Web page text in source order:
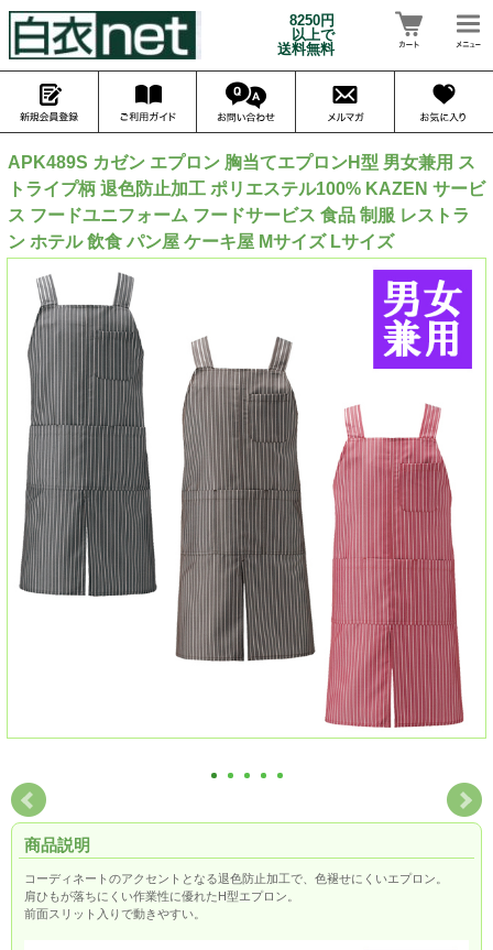
8250円
以上で
送料無料
APK489S カゼン エプロン 胸当てエプロンH型 男女兼用 ス
トライプ柄 退色防止加工 ポリエステル100% KAZEN サービ
ス フードユニフォーム フードサービス 食品 制服 レストラ
ン ホテル 飲食 パン屋 ケーキ屋 Mサイズ Lサイズ
商品説明
コーディネートのアクセントとなる退色防止加工で、色褪せにくいエプロン。
肩ひもが落ちにくい作業性に優れたH型エプロン。
前面スリット入りで動きやすい。